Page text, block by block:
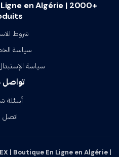
Ligne en Algérie | 2000+
شروط
سياسة
سياسة
تواصل
أسئلة
اتصل
| Boutique En Ligne en Algérie |